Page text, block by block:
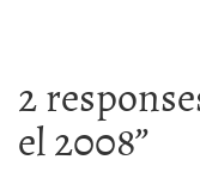
2
el 2008”